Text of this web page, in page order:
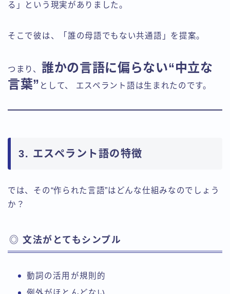
る」という現実がありました。
そこで彼は、「誰の母語でもない共通語」を提案。
つまり、 誰かの言語に偏らない“中立な
言葉” として、 エスペラント語は生まれたのです。
3. エスペラント語の特徴
では、その“作られた言語”はどんな仕組みなのでしょう
か？
◎ 文法がとてもシンプル
動詞の活用が規則的